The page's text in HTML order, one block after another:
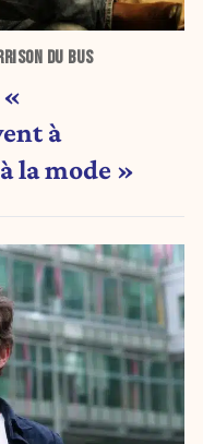
DU BUS
«
à
la mode »